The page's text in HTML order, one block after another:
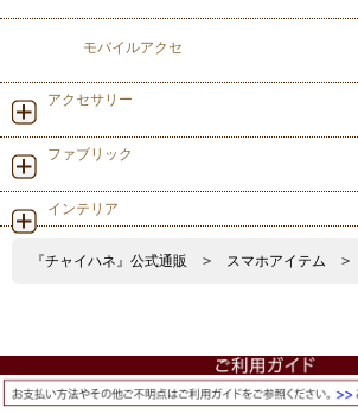
モバイルアクセ
アクセサリー
ファブリック
インテリア
『チャイハネ』公式通販 > スマホアイテム >